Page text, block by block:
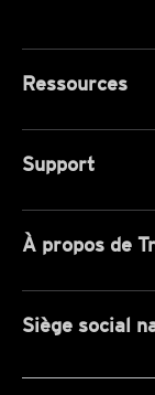
Ressources
Support
À propos de
Siège social